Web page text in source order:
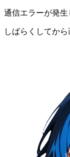
通信エラーが発生
しばらくしてか